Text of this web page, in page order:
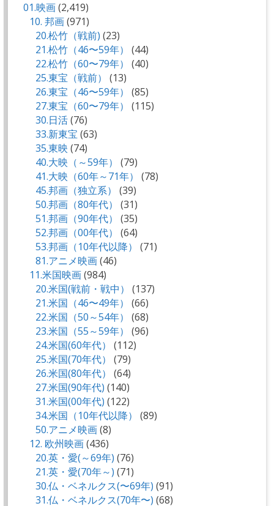
01.映画(2,419)
10. 邦画(971)
20.松竹（戦前) (23)
21.松竹（46〜59年）
(44)
22.松竹（60〜79年）
(40)
25.東宝（戦前）
(13)
26.東宝（46〜59年）
(85)
27.東宝（60〜79年）
(115)
30.日活(76)
33.新東宝 (63)
35.東映 (74)
40.大映（～59年）
(79)
41.大映（60年～71年）
(78)
45.邦画（独立系）
(39)
50.邦画（80年代）
(31)
51.邦画（90年代）
(35)
52.邦画（00年代）
(64)
53.邦画（10年代以降）
(71)
81.アニメ映画(46)
11.米国映画(984)
20.米国(戦前・戦中）
(137)
21.米国（46〜49年）
(66)
22.米国（50～54年）
(68)
23.米国（55～59年）
(96)
24.米国(60年代）
(112)
25.米国(70年代）
(79)
26.米国(80年代）
(64)
27.米国(90年代) (140)
31.米国(00年代) (122)
34.米国（10年代以降）
(89)
50.アニメ映画(8)
12. 欧州映画(436)
20.英・愛(～69年) (76)
21.英・愛(70年～) (71)
30.仏・ベネルクス(〜69年) (91)
31.仏・ベネルクス(70年〜) (68)